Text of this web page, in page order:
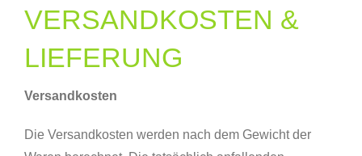
VERSANDKOSTEN &
LIEFERUNG
Versandkosten
Die Versandkosten werden nach dem Gewicht der